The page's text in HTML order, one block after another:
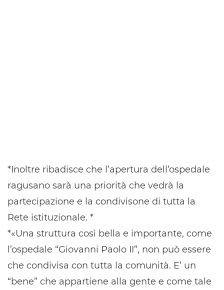
*Inoltre ribadisce che l’apertura dell’ospedale
ragusano sarà una priorità che vedrà la
partecipazione e la condivisone di tutta la
Rete istituzionale. *
*«Una struttura così bella e importante, come
l’ospedale “Giovanni Paolo II”, non può essere
che condivisa con tutta la comunità. E’ un
“bene” che appartiene alla gente e come tale